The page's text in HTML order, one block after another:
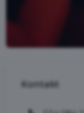
Kontakt